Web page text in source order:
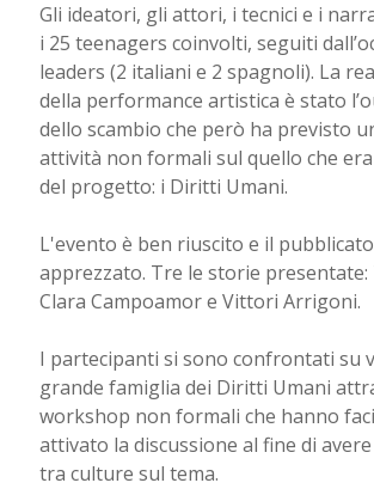
Gli ideatori, gli attori, i tecnici e i
i 25 teenagers coinvolti, seguiti
leaders (2 italiani e 2 spagnoli). La
della performance artistica è stato
dello scambio che però ha previsto
attività non formali sul quello che
del progetto: i Diritti Umani.
L'evento è ben riuscito e il
apprezzato. Tre le storie presentate:
Clara Campoamor e Vittori Arrigoni.
I partecipanti si sono confrontati su
grande famiglia dei Diritti Umani
workshop non formali che hanno
attivato la discussione al fine di
tra culture sul tema.